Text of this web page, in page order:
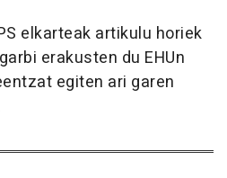
elkarteak artikulu horiek
erakusten du EHUn
egiten ari garen